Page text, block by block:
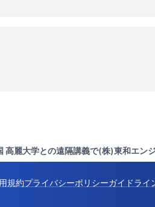
高麗大学との遠隔講義で(株)東和エン
規約プライバシーポリシーガイドライ